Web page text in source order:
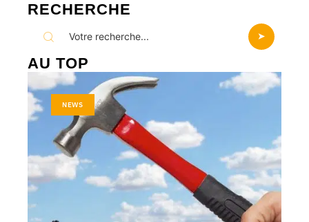
RECHERCHE
AU TOP
NEWS